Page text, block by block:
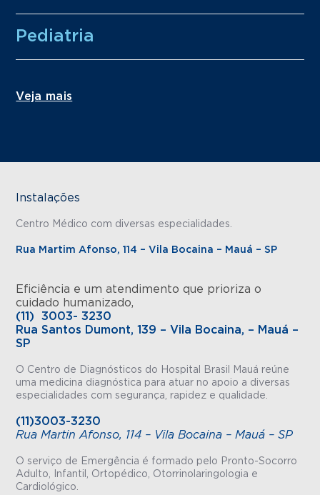
Pediatria
Veja mais
Instalações
Centro Médico com diversas especialidades.
Rua Martim Afonso, 114 – Vila Bocaina – Mauá – SP
Eficiência e um atendimento que prioriza o
cuidado humanizado,
(11) 3003- 3230
Rua Santos Dumont, 139 – Vila Bocaina, – Mauá –
SP
O Centro de Diagnósticos do Hospital Brasil Mauá reúne
uma medicina diagnóstica para atuar no apoio a diversas
especialidades com segurança, rapidez e qualidade.
(11)3003-3230
Rua Martin Afonso, 114 – Vila Bocaina – Mauá – SP
O serviço de Emergência é formado pelo Pronto-Socorro
Adulto, Infantil, Ortopédico, Otorrinolaringologia e
Cardiológico.